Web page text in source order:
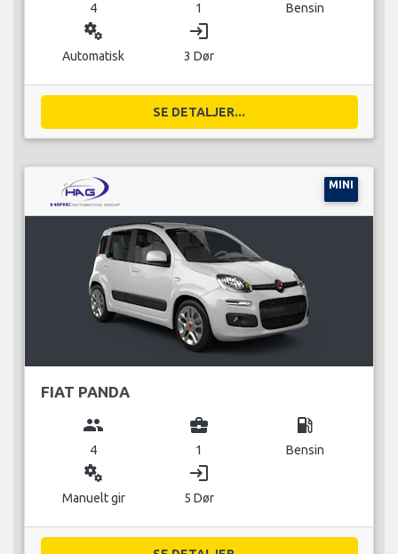
4 1 Bensin
miscellaneous_services
Automatisk
login
3 Dør
SE DETALJER...
MINI
FIAT PANDA
group
4
business_center
1
local_gas_station
Bensin
miscellaneous_services
Manuelt gir
login
5 Dør